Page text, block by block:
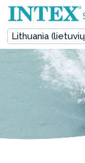
Lithuania